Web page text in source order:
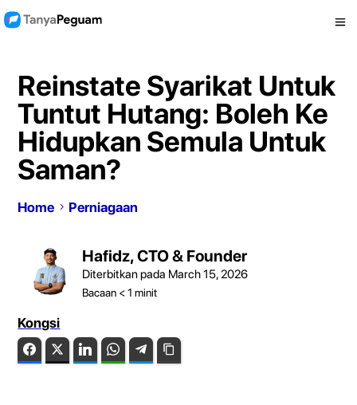
Reinstate Syarikat Untuk
Tuntut Hutang: Boleh Ke
Hidupkan Semula Untuk
Saman?
Home Perniagaan
Hafidz, CTO & Founder
Diterbitkan pada March 15, 2026
Bacaan < 1 minit
Kongsi
FacebookTwitter LinkedIn WhatsAppTelegram